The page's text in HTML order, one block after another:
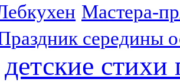
Мастера-
середины
детские